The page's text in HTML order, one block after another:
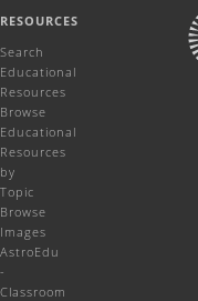
RESOURCES
Search
Educational
Resources
Browse
Educational
Resources
by
Topic
Browse
Images
AstroEdu
-
Classroom